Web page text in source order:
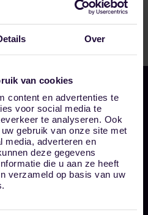
Over
van cookies
content en advertenties te
voor social media te
te analyseren. Ook
gebruik van onze site met
media, adverteren en
deze gegevens
die u aan ze heeft
verzameld op basis van uw